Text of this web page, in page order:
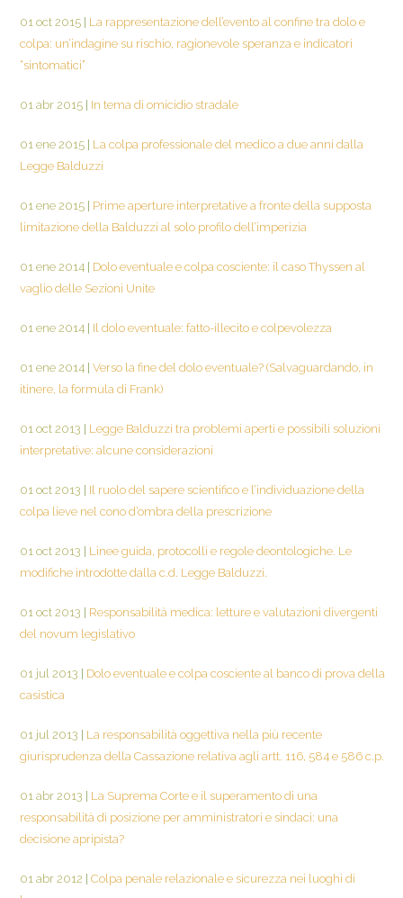
01 oct 2015
La rappresentazione dell’evento al confine tra dolo e
colpa: un’indagine su rischio, ragionevole speranza e indicatori
“sintomatici”
01 abr 2015 In tema di omicidio stradale
01 ene 2015
La colpa professionale del medico a due anni dalla
Legge Balduzzi
01 ene 2015
Prime aperture interpretative a fronte della supposta
limitazione della Balduzzi al solo profilo dell’imperizia
01 ene 2014
Dolo eventuale e colpa cosciente: il caso Thyssen al
vaglio delle Sezioni Unite
01 ene 2014 Il dolo eventuale: fatto-illecito e colpevolezza
01 ene 2014 Verso la fine del dolo eventuale? (Salvaguardando, in
itinere, la formula di Frank)
01 oct 2013
Legge Balduzzi tra problemi aperti e possibili soluzioni
interpretative: alcune considerazioni
01 oct 2013
Il ruolo del sapere scientifico e l’individuazione della
colpa lieve nel cono d’ombra della prescrizione
01 oct 2013
Linee guida, protocolli e regole deontologiche. Le
modifiche introdotte dalla c.d. Legge Balduzzi.
01 oct 2013
Responsabilità medica: letture e valutazioni divergenti
del novum legislativo
01 jul 2013
Dolo eventuale e colpa cosciente al banco di prova della
casistica
01 jul 2013
La responsabilità oggettiva nella più recente
giurisprudenza della Cassazione relativa agli artt. 116, 584 e 586 c.p.
01 abr 2013
La Suprema Corte e il superamento di una
responsabilità di posizione per amministratori e sindaci: una
decisione apripista?
01 abr 2012
Colpa penale relazionale e sicurezza nei luoghi di